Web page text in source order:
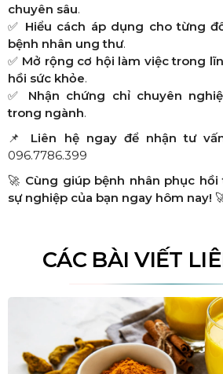
chuyên sâu.
✅ Hiểu cách áp dụng cho từng
bệnh nhân ung thư.
✅ Mở rộng cơ hội làm việc trong
hồi sức khỏe.
✅ Nhận chứng chỉ chuyên
trong ngành.
📌 Liên hệ ngay để nhận tư
096.7786.399
🚀 Cùng giúp bệnh nhân phục
sự nghiệp của bạn ngay hôm nay!
CÁC BÀI VIẾT